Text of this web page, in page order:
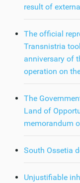
result of
The official
Transnistria
anniversary of
operation on
The
Land of
memorandum
South Ossetia
Unjustifiable